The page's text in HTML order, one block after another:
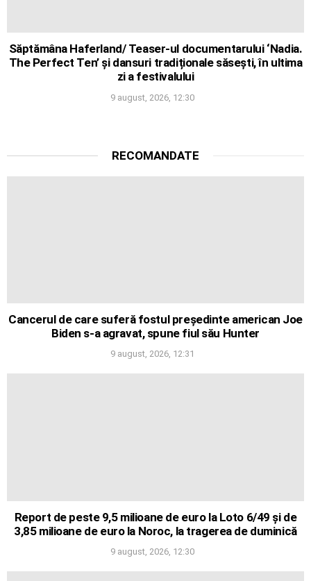
Săptămâna Haferland/ Teaser-ul documentarului ‘Nadia.
The Perfect Ten’ și dansuri tradiționale săsești, în ultima
zi a festivalului
9 august, 2026, 12:30
RECOMANDATE
Cancerul de care suferă fostul președinte american Joe
Biden s-a agravat, spune fiul său Hunter
9 august, 2026, 12:31
Report de peste 9,5 milioane de euro la Loto 6/49 și de
3,85 milioane de euro la Noroc, la tragerea de duminică
9 august, 2026, 12:30